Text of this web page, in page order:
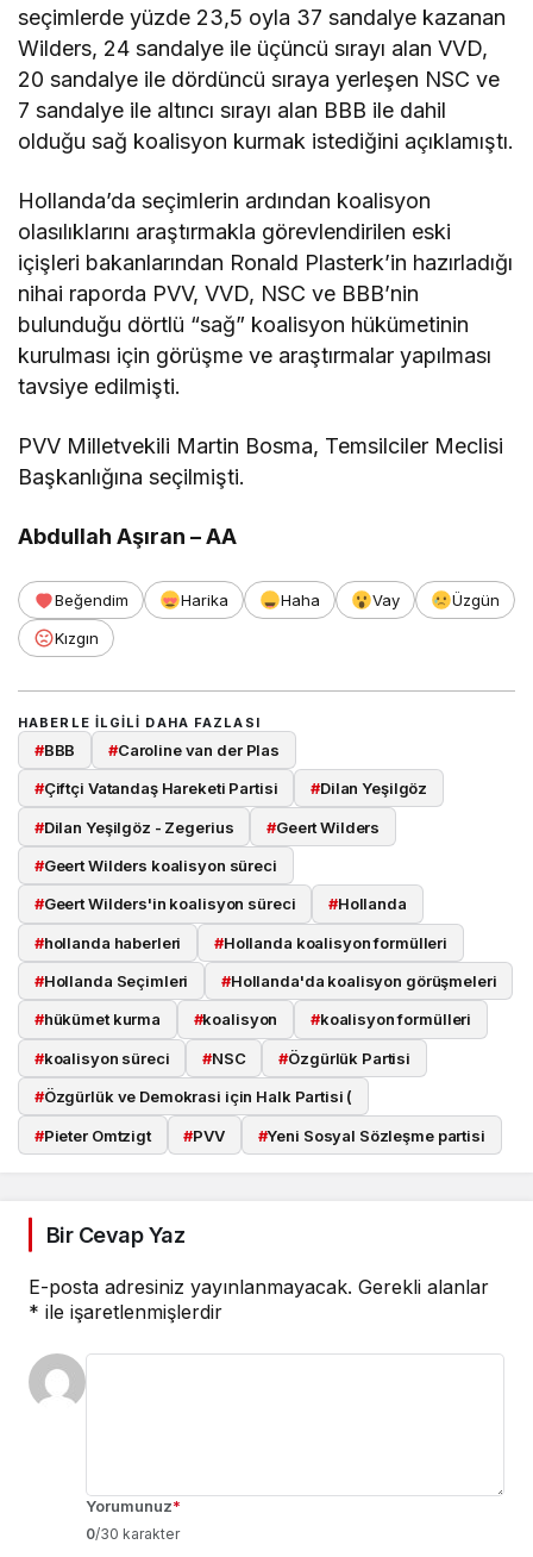
seçimlerde yüzde 23,5 oyla 37 sandalye kazanan
Wilders, 24 sandalye ile üçüncü sırayı alan VVD,
20 sandalye ile dördüncü sıraya yerleşen NSC ve
7 sandalye ile altıncı sırayı alan BBB ile dahil
olduğu sağ koalisyon kurmak istediğini açıklamıştı.
Hollanda’da seçimlerin ardından koalisyon
olasılıklarını araştırmakla görevlendirilen eski
içişleri bakanlarından Ronald Plasterk’in hazırladığı
nihai raporda PVV, VVD, NSC ve BBB’nin
bulunduğu dörtlü “sağ” koalisyon hükümetinin
kurulması için görüşme ve araştırmalar yapılması
tavsiye edilmişti.
PVV Milletvekili Martin Bosma, Temsilciler Meclisi
Başkanlığına seçilmişti.
Abdullah Aşıran – AA
Beğendim Harika Haha Vay
Üzgün
Kızgın
HABERLE ILGILI DAHA FAZLASI
#BBB #Caroline van der Plas
#Çiftçi Vatandaş Hareketi Partisi #Dilan Yeşilgöz
#Dilan Yeşilgöz - Zegerius #Geert Wilders
#Geert Wilders koalisyon süreci
#Geert Wilders'in koalisyon süreci #Hollanda
#hollanda haberleri #Hollanda koalisyon formülleri
#Hollanda Seçimleri #Hollanda'da koalisyon görüşmeleri
#hükümet kurma #koalisyon #koalisyon formülleri
#koalisyon süreci #NSC #Özgürlük Partisi
#Özgürlük ve Demokrasi için Halk Partisi (
#Pieter Omtzigt #PVV #Yeni Sosyal Sözleşme partisi
Bir Cevap Yaz
E-posta adresiniz yayınlanmayacak. Gerekli alanlar
* ile işaretlenmişlerdir
Yorumunuz*
0/30 karakter